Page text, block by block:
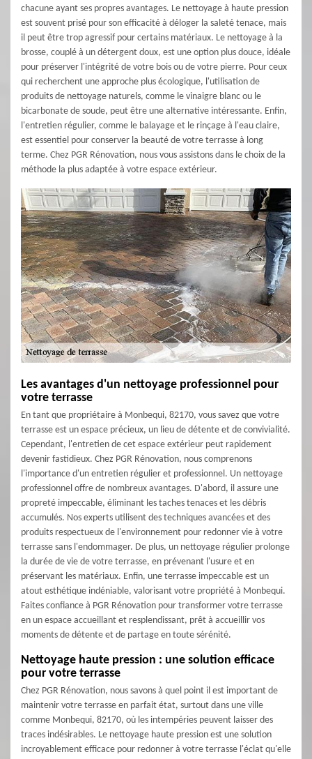
chacune ayant ses propres avantages. Le nettoyage à haute pression
est souvent prisé pour son efficacité à déloger la saleté tenace, mais
il peut être trop agressif pour certains matériaux. Le nettoyage à la
brosse, couplé à un détergent doux, est une option plus douce, idéale
pour préserver l'intégrité de votre bois ou de votre pierre. Pour ceux
qui recherchent une approche plus écologique, l'utilisation de
produits de nettoyage naturels, comme le vinaigre blanc ou le
bicarbonate de soude, peut être une alternative intéressante. Enfin,
l'entretien régulier, comme le balayage et le rinçage à l'eau claire,
est essentiel pour conserver la beauté de votre terrasse à long
terme. Chez PGR Rénovation, nous vous assistons dans le choix de la
méthode la plus adaptée à votre espace extérieur.
Les avantages d'un nettoyage professionnel pour
votre terrasse
En tant que propriétaire à Monbequi, 82170, vous savez que votre
terrasse est un espace précieux, un lieu de détente et de convivialité.
Cependant, l'entretien de cet espace extérieur peut rapidement
devenir fastidieux. Chez PGR Rénovation, nous comprenons
l'importance d'un entretien régulier et professionnel. Un nettoyage
professionnel offre de nombreux avantages. D'abord, il assure une
propreté impeccable, éliminant les taches tenaces et les débris
accumulés. Nos experts utilisent des techniques avancées et des
produits respectueux de l'environnement pour redonner vie à votre
terrasse sans l'endommager. De plus, un nettoyage régulier prolonge
la durée de vie de votre terrasse, en prévenant l'usure et en
préservant les matériaux. Enfin, une terrasse impeccable est un
atout esthétique indéniable, valorisant votre propriété à Monbequi.
Faites confiance à PGR Rénovation pour transformer votre terrasse
en un espace accueillant et resplendissant, prêt à accueillir vos
moments de détente et de partage en toute sérénité.
Nettoyage haute pression : une solution efficace
pour votre terrasse
Chez PGR Rénovation, nous savons à quel point il est important de
maintenir votre terrasse en parfait état, surtout dans une ville
comme Monbequi, 82170, où les intempéries peuvent laisser des
traces indésirables. Le nettoyage haute pression est une solution
incroyablement efficace pour redonner à votre terrasse l'éclat qu'elle